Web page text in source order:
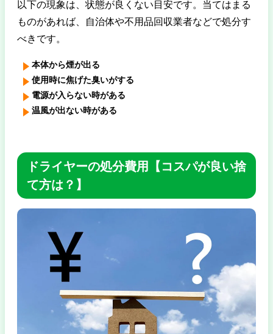
以下の現象は、状態が良くない目安です。当てはまる
ものがあれば、自治体や不用品回収業者などで処分す
べきです。
本体から煙が出る
使用時に焦げた臭いがする
電源が入らない時がある
温風が出ない時がある
ドライヤーの処分費用【コスパが良い捨
て方は？】